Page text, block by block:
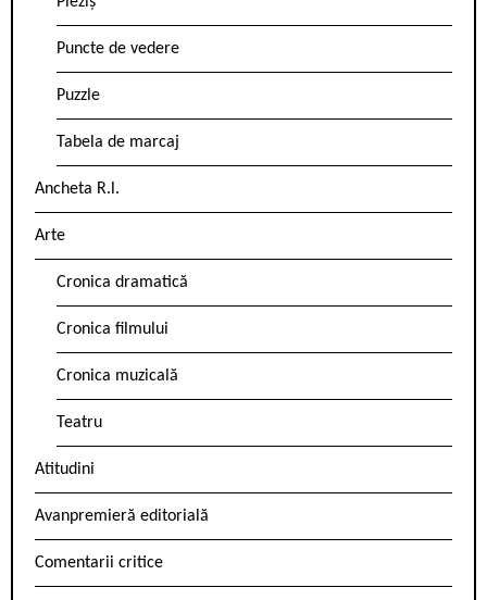
Puncte de vedere
Puzzle
Tabela de marcaj
Ancheta R.l.
Arte
Cronica dramatică
Cronica filmului
Cronica muzicală
Teatru
Atitudini
Avanpremieră editorială
Comentarii critice